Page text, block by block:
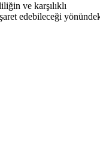
ve karşılıklı
edebileceği